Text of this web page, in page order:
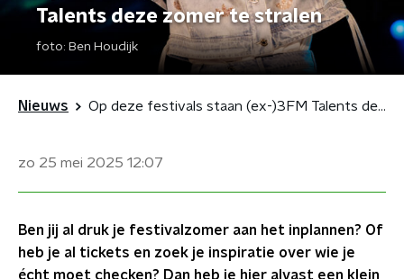
Talents deze zomer te stralen
foto: Ben Houdijk
Nieuws Op deze festivals staan (ex-)3FM Talents deze zomer te stralen
zo 25 mei 2025 12:07
Ben jij al druk je festivalzomer aan het inplannen? Of
heb je al tickets en zoek je inspiratie over wie je
écht moet checken? Dan heb je hier alvast een klein